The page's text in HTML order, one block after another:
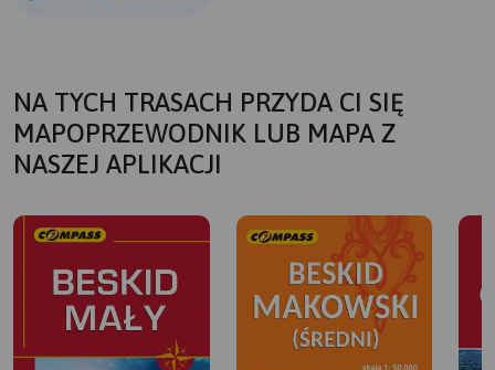
NA TYCH TRASACH PRZYDA CI SIĘ
MAPOPRZEWODNIK LUB MAPA Z
NASZEJ APLIKACJI